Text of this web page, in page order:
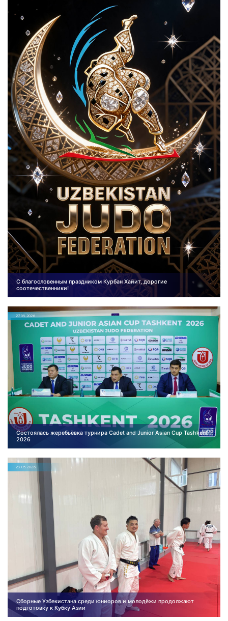
С благословенным праздником Курбан Хайит, дорогие
соотечественники!
27.05.2026
Состоялась жеребьёвка турнира Cadet and Junior Asian Cup Tashkent
2026
23.05.2026
Сборные Узбекистана среди юниоров и молодёжи продолжают
подготовку к Кубку Азии